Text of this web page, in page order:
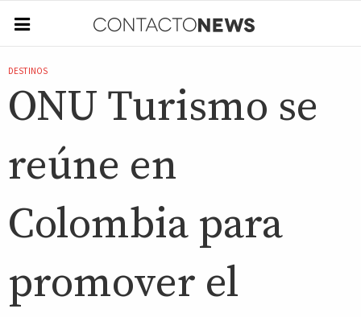
DESTINOS
ONU Turismo se
reúne en
Colombia para
promover el